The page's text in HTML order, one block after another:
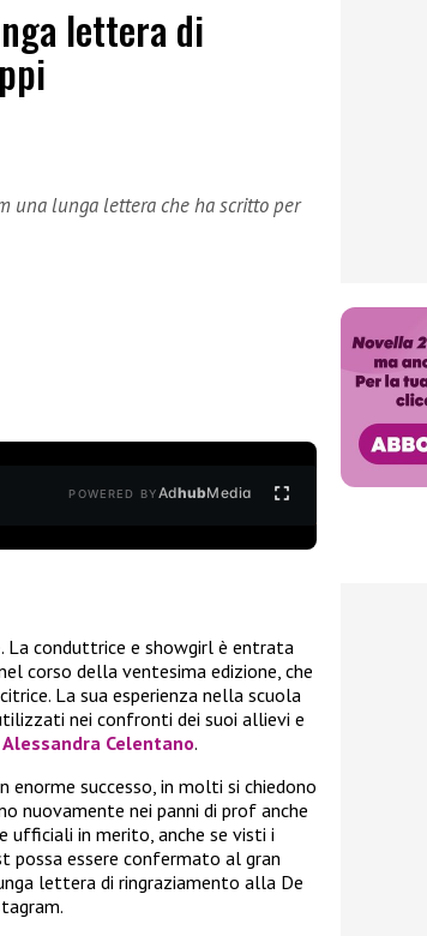
lettera di
una lunga lettera che ha scritto per
POWERED BYAdhubMedia
La conduttrice e showgirl è entrata
corso della ventesima edizione, che
La sua esperienza nella scuola
nei confronti dei suoi allievi e
Alessandra Celentano.
successo, in molti si chiedono
nuovamente nei panni di prof anche
ufficiali in merito, anche se visti i
possa essere confermato al gran
lettera di ringraziamento alla De